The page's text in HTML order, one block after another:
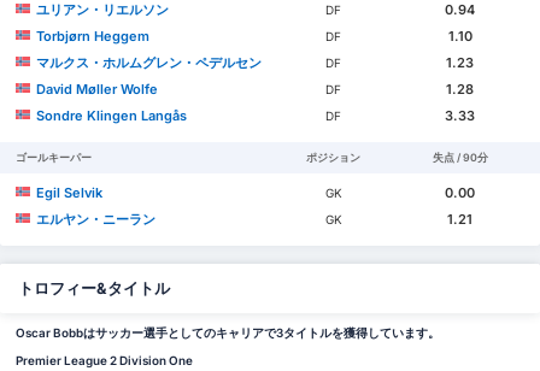
ユリアン・リエルソン
DF
0.94
Torbjørn Heggem
DF
1.10
マルクス・ホルムグレン・ペデルセン
DF
1.23
David Møller Wolfe
DF
1.28
Sondre Klingen Langås
DF 3.33
ゴールキーパー ポジション 失点 / 90分
Egil Selvik GK
0.00
エルヤン・ニーラン
GK 1.21
トロフィー&タイトル
Oscar Bobbはサッカー選手としてのキャリアで3タイトルを獲得しています。
Premier League 2 Division One